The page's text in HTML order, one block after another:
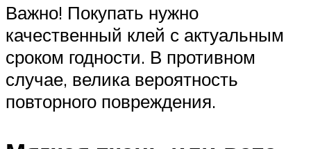
Важно! Покупать нужно
качественный клей с актуальным
сроком годности. В противном
случае, велика вероятность
повторного повреждения.